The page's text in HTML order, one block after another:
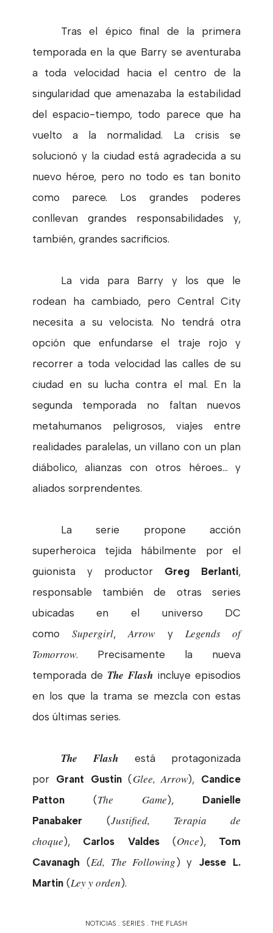
Tras el épico final de la primera
temporada en la que Barry se aventuraba
a toda velocidad hacia el centro de la
singularidad que amenazaba la estabilidad
del espacio-tiempo, todo parece que ha
vuelto a la normalidad. La crisis se
solucionó y la ciudad está agradecida a su
nuevo héroe, pero no todo es tan bonito
como parece. Los grandes poderes
conllevan grandes responsabilidades y,
también, grandes sacrificios.
La vida para Barry y los que le
rodean ha cambiado, pero Central City
necesita a su velocista. No tendrá otra
opción que enfundarse el traje rojo y
recorrer a toda velocidad las calles de su
ciudad en su lucha contra el mal. En la
segunda temporada no faltan nuevos
metahumanos peligrosos, viajes entre
realidades paralelas, un villano con un plan
diábolico, alianzas con otros héroes... y
aliados sorprendentes.
La serie propone acción
superheroica tejida hábilmente por el
guionista y productor Greg Berlanti,
responsable también de otras series
ubicadas en el universo DC
como Supergirl,ArrowyLegends of
Tomorrow. Precisamente la nueva
temporada de The Flashincluye episodios
en los que la trama se mezcla con estas
dos últimas series.
The Flashestá protagonizada
por Grant Gustin( Glee, Arrow), Candice
Patton(The Game), Danielle
Panabaker (Justified, Terapia de
choque), Carlos Valdes(Once), Tom
Cavanagh (Ed, The Following ) y Jesse L.
Martin(Ley y orden).
NOTICIAS . SERIES .THE FLASH